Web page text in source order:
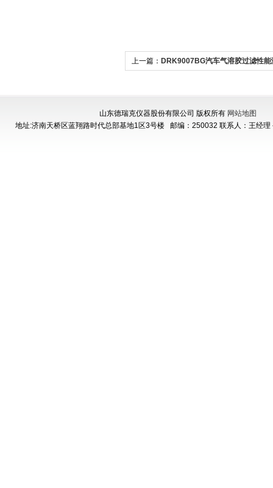
上一篇： DRK9007BG汽车气溶胶过滤性能
山东德瑞克仪器股份有限公司 版权所有 网站地图
地址:济南天桥区蓝翔路时代总部基地1区3号楼 邮编：250032 联系人：王经